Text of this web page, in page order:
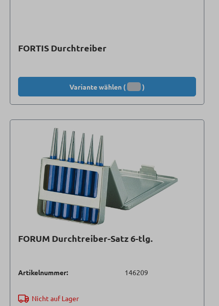
FORTIS Durchtreiber
Variante wählen ( )
FORUM Durchtreiber-Satz 6-tlg.
Artikelnummer: 146209
Nicht auf Lager